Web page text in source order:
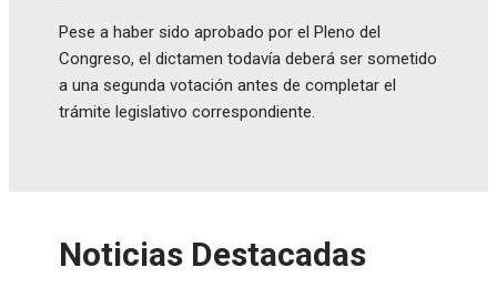
Pese a haber sido aprobado por el Pleno del
Congreso, el dictamen todavía deberá ser sometido
a una segunda votación antes de completar el
trámite legislativo correspondiente.
Noticias Destacadas